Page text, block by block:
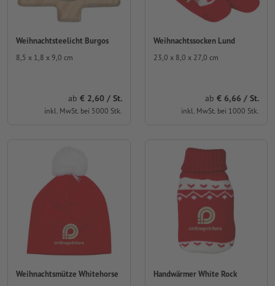
Weihnachtsteelicht Burgos
8,5 x 1,8 x 9,0 cm
ab 2,60 / St.
inkl. MwSt. bei 5000 Stk.
Weihnachtssocken Lund
23,0 x 8,0 x 27,0 cm
ab 6,66 / St.
inkl. MwSt. bei 1000 Stk.
Weihnachtsmütze Whitehorse Handwärmer White Rock